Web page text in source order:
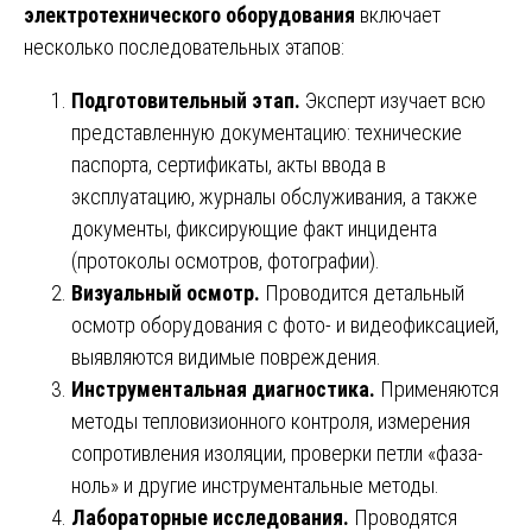
электротехнического оборудования включает
несколько последовательных этапов:
Подготовительный этап. Эксперт изучает всю
представленную документацию: технические
паспорта, сертификаты, акты ввода в
эксплуатацию, журналы обслуживания, а также
документы, фиксирующие факт инцидента
(протоколы осмотров, фотографии).
Визуальный осмотр. Проводится детальный
осмотр оборудования с фото- и видеофиксацией,
выявляются видимые повреждения.
Инструментальная диагностика. Применяются
методы тепловизионного контроля, измерения
сопротивления изоляции, проверки петли «фаза-
ноль» и другие инструментальные методы.
Лабораторные исследования. Проводятся